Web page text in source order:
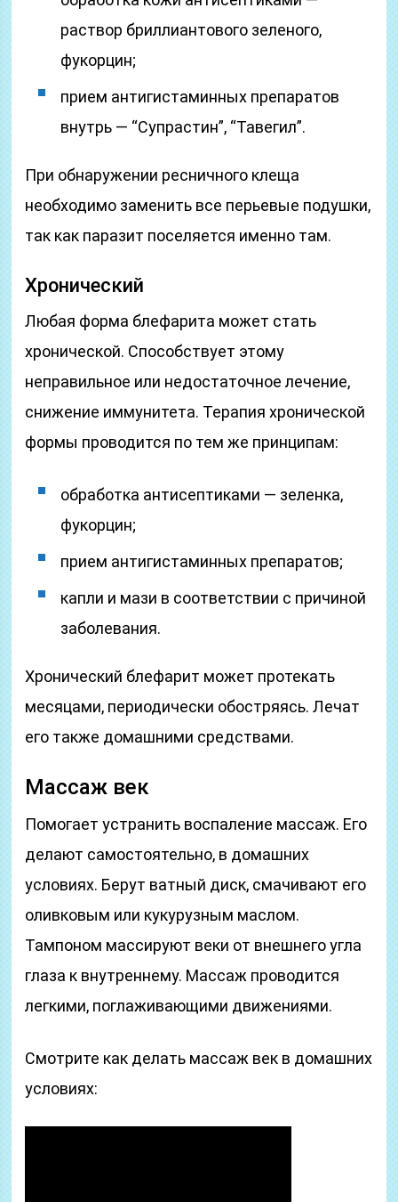
раствор бриллиантового зеленого,
фукорцин;
прием антигистаминных препаратов
внутрь — “Супрастин”, “Тавегил”.
При обнаружении ресничного клеща
необходимо заменить все перьевые подушки,
так как паразит поселяется именно там.
Хронический
Любая форма блефарита может стать
хронической. Способствует этому
неправильное или недостаточное лечение,
снижение иммунитета. Терапия хронической
формы проводится по тем же принципам:
обработка антисептиками — зеленка,
фукорцин;
прием антигистаминных препаратов;
капли и мази в соответствии с причиной
заболевания.
Хронический блефарит может протекать
месяцами, периодически обостряясь. Лечат
его также домашними средствами.
Массаж век
Помогает устранить воспаление массаж. Его
делают самостоятельно, в домашних
условиях. Берут ватный диск, смачивают его
оливковым или кукурузным маслом.
Тампоном массируют веки от внешнего угла
глаза к внутреннему. Массаж проводится
легкими, поглаживающими движениями.
Смотрите как делать массаж век в домашних
условиях: